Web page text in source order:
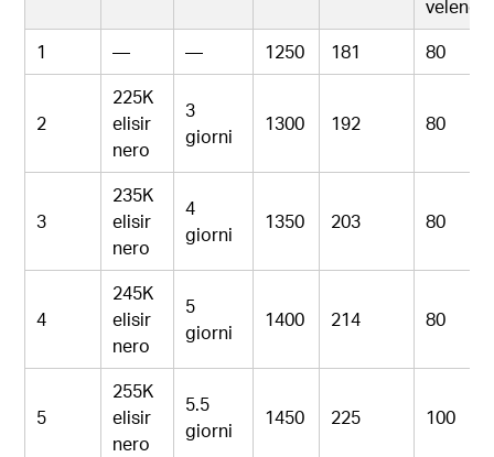
veleno
1
— — 1250 181 80
2
225K
elisir
nero
3
giorni
1300 192 80
3
235K
elisir
nero
4
giorni
1350 203 80
4
245K
elisir
nero
5
giorni
1400 214 80
5
255K
elisir
nero
5.5
giorni
1450 225 100